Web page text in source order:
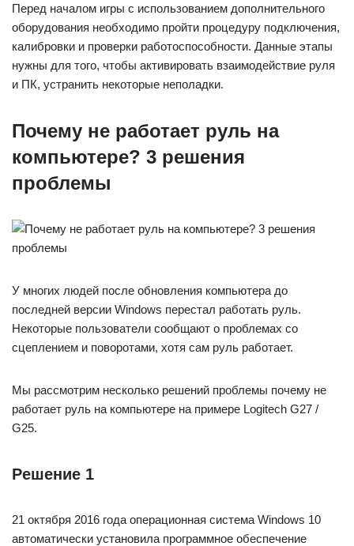
Перед началом игры с использованием дополнительного
оборудования необходимо пройти процедуру подключения,
калибровки и проверки работоспособности. Данные этапы
нужны для того, чтобы активировать взаимодействие руля
и ПК, устранить некоторые неполадки.
Почему не работает руль на
компьютере? 3 решения
проблемы
У многих людей после обновления компьютера до
последней версии Windows перестал работать руль.
Некоторые пользователи сообщают о проблемах со
сцеплением и поворотами, хотя сам руль работает.
Мы рассмотрим несколько решений проблемы почему не
работает руль на компьютере на примере Logitech G27 /
G25.
Решение 1
21 октября 2016 года операционная система Windows 10
автоматически установила программное обеспечение